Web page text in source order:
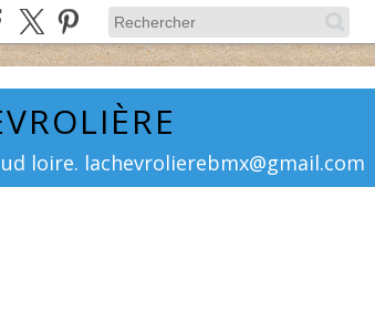
loire. lachevrolierebmx@gmail.com